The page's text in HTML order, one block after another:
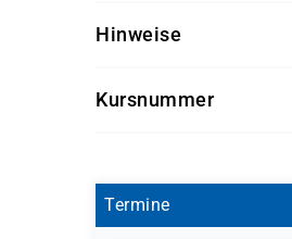
Hinweise
Kursnummer
Termine